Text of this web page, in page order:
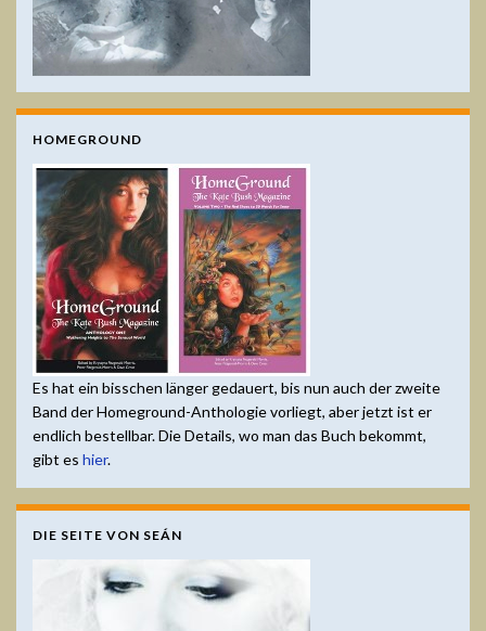
HOMEGROUND
Es hat ein bisschen länger gedauert, bis nun auch der zweite
Band der Homeground-Anthologie vorliegt, aber jetzt ist er
endlich bestellbar. Die Details, wo man das Buch bekommt,
gibt es hier.
DIE SEITE VON SEÁN